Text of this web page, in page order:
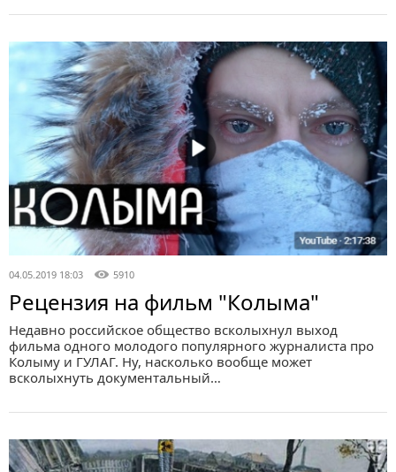
04.05.2019 18:03 5910
Рецензия на фильм "Колыма"
Недавно российское общество всколыхнул выход
фильма одного молодого популярного журналиста про
Колыму и ГУЛАГ. Ну, насколько вообще может
всколыхнуть документальный…